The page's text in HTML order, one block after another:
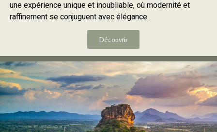
une expérience unique et inoubliable, où modernité et
raffinement se conjuguent avec élégance.
Découvrir